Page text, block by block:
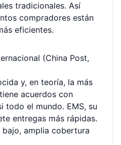
tradicionales. Así
compradores están
eficientes.
(China Post,
y, en teoría, la más
acuerdos con
todo el mundo. EMS, su
entregas más rápidas.
amplia cobertura